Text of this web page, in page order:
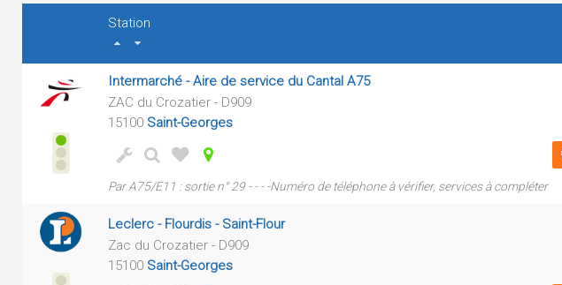
Station
Intermarché - Aire de service du Cantal A75
ZAC du Crozatier - D909
15100 Saint-Georges
Par A75/E11 : sortie n° 29 - - - -Numéro de téléphone à vérifier, services à compléter
Leclerc - Flourdis - Saint-Flour
Zac du Crozatier - D909
15100 Saint-Georges